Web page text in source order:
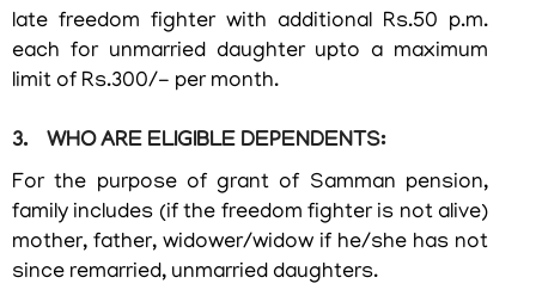
late freedom fighter with additional Rs.50 p.m.
each for unmarried daughter upto a maximum
limit of Rs.300/- per month.
3. WHO ARE ELIGIBLE DEPENDENTS:
For the purpose of grant of Samman pension,
family includes (if the freedom fighter is not alive)
mother, father, widower/widow if he/she has not
since remarried, unmarried daughters.